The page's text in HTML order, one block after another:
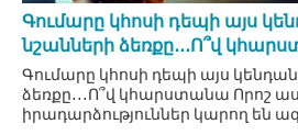
Գումարը կհոսի դեպի այս
նշանների ձեռքը․․․Ո՞վ
Գումարը կհոսի դեպի այս
ձեռքը․․․Ո՞վ կհարստանա Որոշ
իրադարձություններ կարող են